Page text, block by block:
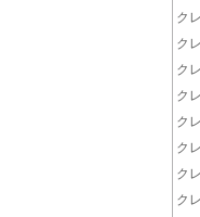
ク
ク
ク
ク
ク
ク
ク
ク